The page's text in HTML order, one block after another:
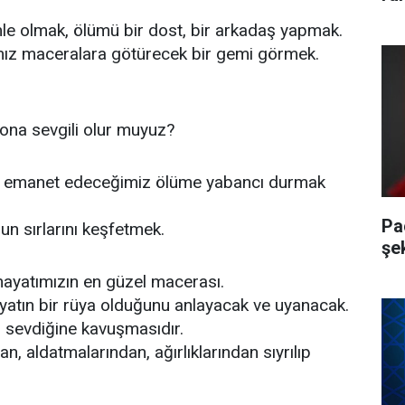
olmak, ölümü bir dost, bir arkadaş yapmak.
maceralara götürecek bir gemi görmek.
sevgili olur muyuz?
emanet edeceğimiz ölüme yabancı durmak
sırlarını keşfetmek.
en güzel macerası.
bir rüya olduğunu anlayacak ve uyanacak.
kavuşmasıdır.
aldatmalarından, ağırlıklarından sıyrılıp